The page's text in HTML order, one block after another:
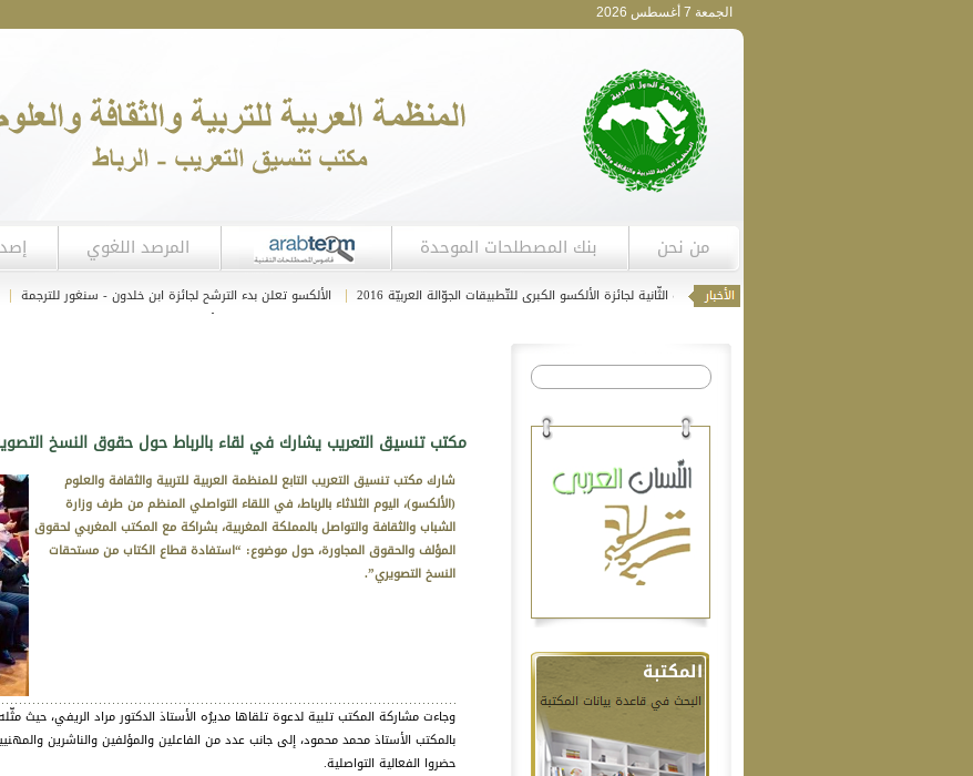
الجمعة 7 أغسطس 2026
من نحن بنك المصطلحات الموحدة المرصد اللغوي
انطلاق استقبال التّرشّحات للدّورة الثّانية لجائزة الألكسو الكبرى للتّطبيقات الجوّالة العربيّة 2016 | الألكسو تعلن بدء الترشح لجائزة ابن خلدون - سنغور للترجمة|
|
مكتب تنسيق التعريب يشارك في لقاء بالرباط حول حقوق النسخ
شارك مكتب تنسيق التعريب التابع للمنظمة العربية للتربية والثقافة والعلوم
(الألكسو)، اليوم الثلاثاء بالرباط، في اللقاء التواصلي المنظم من طرف وزارة
الشباب والثقافة والتواصل بالمملكة المغربية، بشراكة مع المكتب المغربي لحقوق
المؤلف والحقوق المجاورة، حول موضوع: “استفادة قطاع الكتاب من مستحقات
النسخ التصويري”.
وجاءت مشاركة المكتب تلبية لدعوة تلقاها مديرُه الأستاذ الدكتور مراد الريفي، حيث
بالمكتب الأستاذ محمد محمود، إلى جانب عدد من الفاعلين والمؤلفين والناشرين
حضروا الفعالية التواصلية.